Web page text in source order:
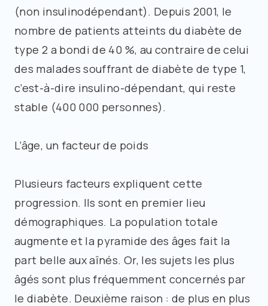
(non insulinodépendant). Depuis 2001, le
nombre de patients atteints du diabète de
type 2 a bondi de 40 %, au contraire de celui
des malades souffrant de diabète de type 1,
c’est-à-dire insulino-dépendant, qui reste
stable (400 000 personnes).
L’âge, un facteur de poids
Plusieurs facteurs expliquent cette
progression. Ils sont en premier lieu
démographiques. La population totale
augmente et la pyramide des âges fait la
part belle aux aînés. Or, les sujets les plus
âgés sont plus fréquemment concernés par
le diabète. Deuxième raison : de plus en plus